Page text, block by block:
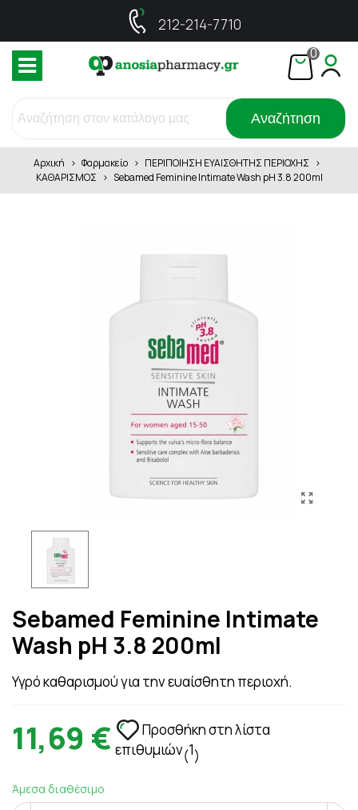
212-214-7710
0
Αναζήτηση
Αρχική > Φαρμακείο > ΠΕΡΙΠΟΙΗΣΗ ΕΥΑΙΣΘΗΤΗΣ ΠΕΡΙΟΧΗΣ >
ΚΑΘΑΡΙΣΜΟΣ > Sebamed Feminine Intimate Wash pH 3.8 200ml
Sebamed Feminine Intimate
Wash pH 3.8 200ml
Υγρό καθαρισμού για την ευαίσθητη περιοχή.
11,69 €
Προσθήκη στη λίστα
επιθυμιών(1)
Άμεσα διαθέσιμο